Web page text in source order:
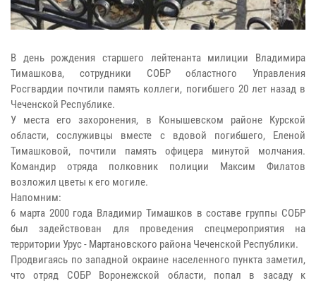
В день рождения старшего лейтенанта милиции Владимира
Тимашкова, сотрудники СОБР областного Управления
Росгвардии почтили память коллеги, погибшего 20 лет назад в
Чеченской Республике.
У места его захоронения, в Конышевском районе Курской
области, сослуживцы вместе с вдовой погибшего, Еленой
Тимашковой, почтили память офицера минутой молчания.
Командир отряда полковник полиции Максим Филатов
возложил цветы к его могиле.
Напомним:
6 марта 2000 года Владимир Тимашков в составе группы СОБР
был задействован для проведения спецмероприятия на
территории Урус - Мартановского района Чеченской Республики.
Продвигаясь по западной окраине населенного пункта заметил,
что отряд СОБР Воронежской области, попал в засаду к